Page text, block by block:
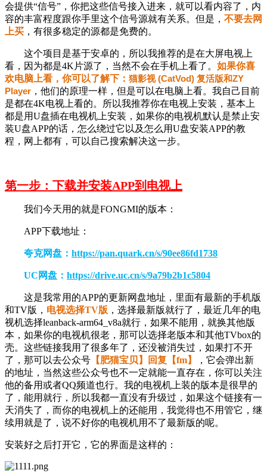
会提供“信号”，你把这些信号接入进来，就可以看内容了，内
容的丰富程度跟你手里这个信号源就有关系。但是， 不要去网
上买 ，有很多稳定的源都是免费的。
这个项目是基于安卓的，所以我推荐的是在大屏电视上
看，因为都是4K片源了，当然不会在手机上看了。 如果你喜
欢电脑上看，你可以了解下： 猫影视 (CatVod) 复活版和ZY
Player ，他们的原理一样，但是可以在电脑上看。我自己目前
是都在4K电视上看的。所以我推荐你在电视上安装，基本上
都是用U盘插在电视机上安装，如果你的电视机默认是禁止安
装U盘APP的话，怎么绕过它以及怎么用U盘安装APP的教
程，网上都有，可以自己搜索解决这一步。
第一步：下载并安装APP到电视上
我们今天用的就是FONGMI的版本：
APP下载地址：
夸克网盘： https://pan.quark.cn/s/90ee86fd1738
UC网盘： https://drive.uc.cn/s/9a79b2b1c5804
这是我常用的APP的更新网盘地址，里面有最新的手机版
和TV版， 电视选择TV版 ，选择最新版就行了，最近几年的电
视机选择leanback-arm64_v8a就行，如果不能用，就换其他版
本，如果你的电视机很老，那可以选择老版本和其他TVbox的
壳。这些链接我用了很多年了，还没被消失过，如果打不开
了，那可以去公众号 【肥猫宝贝】回复【fm】
，它会弹出新
的地址，当然这些公众号也不一定就能一直存在，你可以关注
他的备用或者QQ频道也行。我的电视机上装的版本是很早的
了，能用就行，所以我都一直没有升级过，如果这个链接有一
天消失了，而你的电视机上的还能用，我觉得也不用管它，继
续用就是了，说不好你的电视机用不了最新版的呢。
安装好之后打开它，它的界面是这样的：